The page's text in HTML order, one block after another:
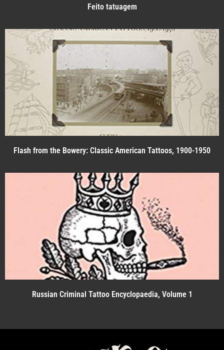
Feito tatuagem
Flash from the Bowery: Classic American Tattoos, 1900-1950
Russian Criminal Tattoo Encyclopaedia, Volume 1